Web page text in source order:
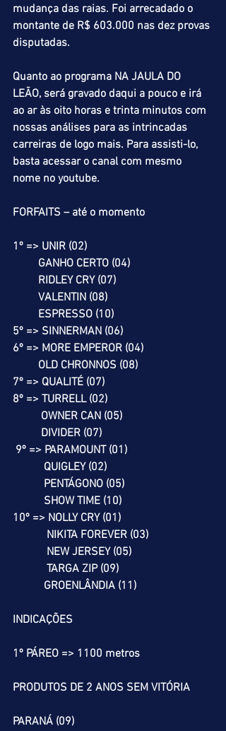
mudança das raias. Foi arrecadado o
montante de R$ 603.000 nas dez provas
disputadas.
Quanto ao programa NA JAULA DO
LEÃO, será gravado daqui a pouco e irá
ao ar às oito horas e trinta minutos com
nossas análises para as intrincadas
carreiras de logo mais. Para assisti-lo,
basta acessar o canal com mesmo
nome no youtube.
FORFAITS – até o momento
1º => UNIR (02)
         GANHO CERTO (04)
         RIDLEY CRY (07)
         VALENTIN (08)
         ESPRESSO (10)
5º => SINNERMAN (06)
6º => MORE EMPEROR (04)
         OLD CHRONNOS (08)
7º => QUALITÉ (07)
8º => TURRELL (02)
OWNER CAN (05)
DIVIDER (07)
9º => PARAMOUNT (01)
           QUIGLEY (02)
PENTÁGONO (05)
           SHOW TIME (10)
10º => NOLLY CRY (01)
            NIKITA FOREVER (03)
            NEW JERSEY (05)
            TARGA ZIP (09)
GROENLÂNDIA (11)
INDICAÇÕES
1º PÁREO => 1100 metros
PRODUTOS DE 2 ANOS SEM VITÓRIA
PARANÁ (09)